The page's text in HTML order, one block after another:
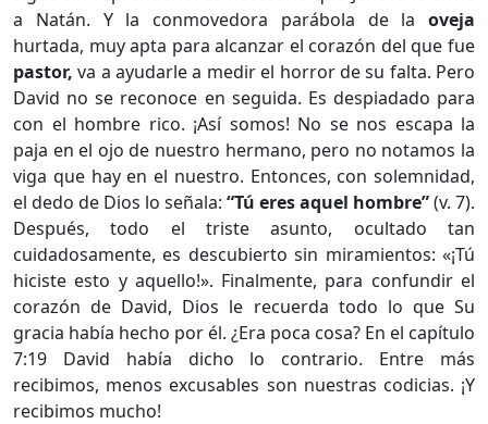
a Natán. Y la conmovedora parábola de la oveja
hurtada, muy apta para alcanzar el corazón del que fue
pastor, va a ayudarle a medir el horror de su falta. Pero
David no se reconoce en seguida. Es despiadado para
con el hombre rico. ¡Así somos! No se nos escapa la
paja en el ojo de nuestro hermano, pero no notamos la
viga que hay en el nuestro. Entonces, con solemnidad,
el dedo de Dios lo señala: “Tú eres aquel hombre”(v. 7).
Después, todo el triste asunto, ocultado tan
cuidadosamente, es descubierto sin miramientos: «¡Tú
hiciste esto y aquello!». Finalmente, para confundir el
corazón de David, Dios le recuerda todo lo que Su
gracia había hecho por él. ¿Era poca cosa? En el capítulo
7:19 David había dicho lo contrario. Entre más
recibimos, menos excusables son nuestras codicias. ¡Y
recibimos mucho!